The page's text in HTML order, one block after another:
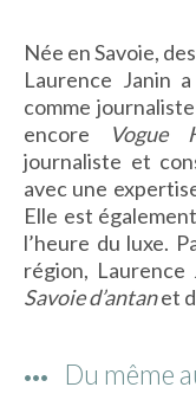
Née en Savoie,
Laurence Janin
comme
encore
Vogue
journaliste et
avec une
Elle est
l’heure du luxe.
région, Laurence
Savoie d’antanet
Du même